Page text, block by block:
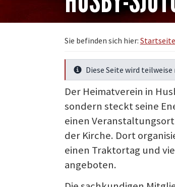
Sie befinden sich hier: Startseite
Mehr Infos
Diese Seite wird
Der Heimatverein in
sondern steckt seine
einen
der Kirche. Dort
einen Traktortag und
angeboten.